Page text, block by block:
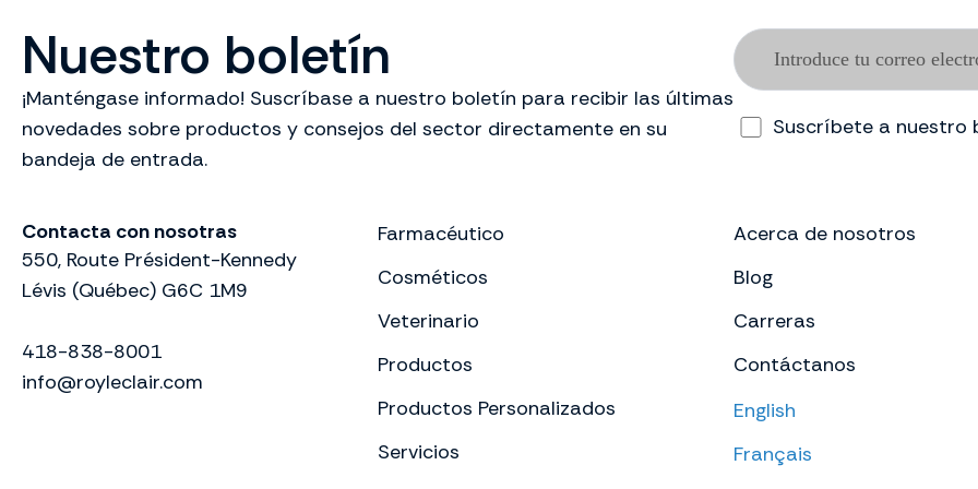
Nuestro boletín
¡Manténgase informado! Suscríbase a nuestro boletín para recibir las últimas
novedades sobre productos y consejos del sector directamente en su
bandeja de entrada.
Suscríbete a nuestro
Contacta con nosotras
550, Route Président-Kennedy
Lévis (Québec) G6C 1M9
418-838-8001
info@royleclair.com
Farmacéutico
Cosméticos
Veterinario
Productos
Productos Personalizados
Servicios
Acerca de nosotros
Blog
Carreras
Contáctanos
English
Français